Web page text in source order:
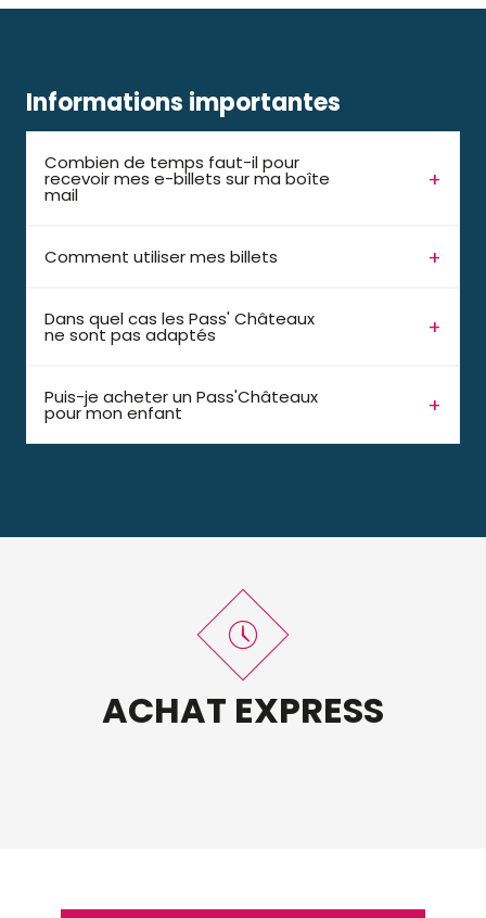
Informations importantes
Combien de temps faut-il pour
recevoir mes e-billets sur ma boîte
mail
Comment utiliser mes billets
Dans quel cas les Pass' Châteaux
ne sont pas adaptés
Puis-je acheter un Pass'Châteaux
pour mon enfant
ACHAT EXPRESS